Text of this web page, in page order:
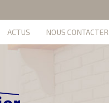
ACTUS NOUS CONTACTER